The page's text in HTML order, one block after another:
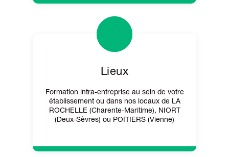
Lieux
Formation intra-entreprise au sein de votre
établissement ou dans nos locaux de LA
ROCHELLE (Charente-Maritime), NIORT
(Deux-Sèvres) ou POITIERS (Vienne)